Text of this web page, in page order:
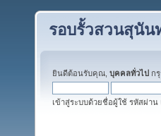
รอบรั้วสวนสุนัน
ยินดีต้อนรับคุณ, บุคคลทั่วไป ก
เข้าสู่ระบบด้วยชื่อผู้ใช้ รหัสผ่าน